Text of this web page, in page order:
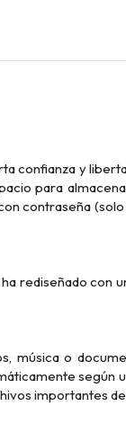
confianza y
para
contraseña
rediseñado
música o
según
importantes